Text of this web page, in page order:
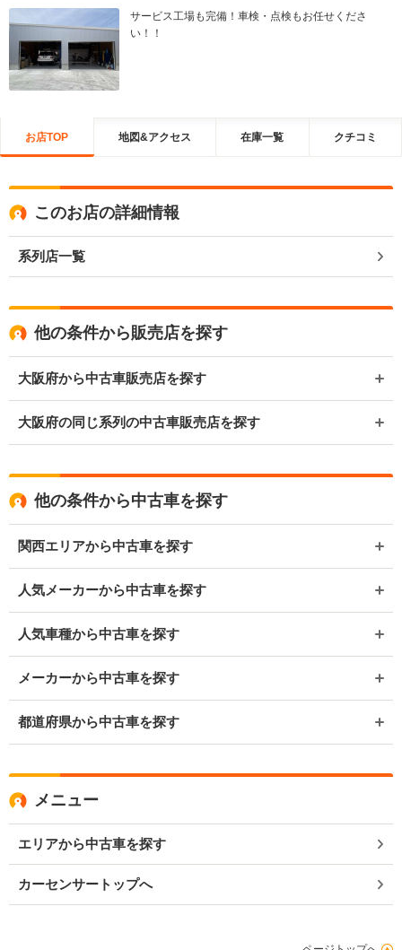
サービス工場も完備！車検・点検もお任せくださ
い！！
お店TOP 地図&アクセス 在庫一覧 クチコミ
このお店の詳細情報
系列店一覧
他の条件から販売店を探す
大阪府から中古車販売店を探す
大阪府の同じ系列の中古車販売店を探す
他の条件から中古車を探す
関西エリアから中古車を探す
人気メーカーから中古車を探す
人気車種から中古車を探す
メーカーから中古車を探す
都道府県から中古車を探す
メニュー
エリアから中古車を探す
カーセンサートップへ